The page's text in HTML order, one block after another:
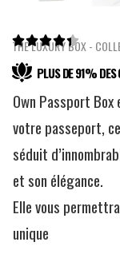

THE LUXURY BOX -
PLUS DE 91% DES
Own Passport
votre passeport,
séduit
et son élégance.
Elle vous
unique